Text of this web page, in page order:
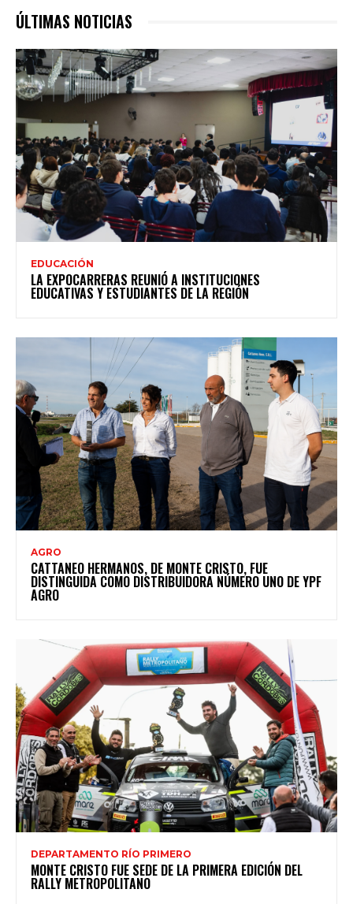
ÚLTIMAS NOTICIAS
EDUCACIÓN
LA EXPOCARRERAS REUNIÓ A INSTITUCIONES
EDUCATIVAS Y ESTUDIANTES DE LA REGIÓN
AGRO
CATTANEO HERMANOS, DE MONTE CRISTO, FUE
DISTINGUIDA COMO DISTRIBUIDORA NÚMERO UNO DE YPF
AGRO
DEPARTAMENTO RÍO PRIMERO
MONTE CRISTO FUE SEDE DE LA PRIMERA EDICIÓN DEL
RALLY METROPOLITANO